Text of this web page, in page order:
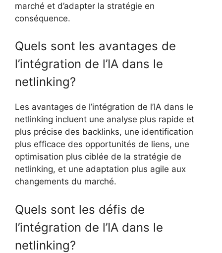
marché et d’adapter la stratégie en
conséquence.
Quels sont les avantages de
l’intégration de l’IA dans le
netlinking?
Les avantages de l’intégration de l’IA dans le
netlinking incluent une analyse plus rapide et
plus précise des backlinks, une identification
plus efficace des opportunités de liens, une
optimisation plus ciblée de la stratégie de
netlinking, et une adaptation plus agile aux
changements du marché.
Quels sont les défis de
l’intégration de l’IA dans le
netlinking?